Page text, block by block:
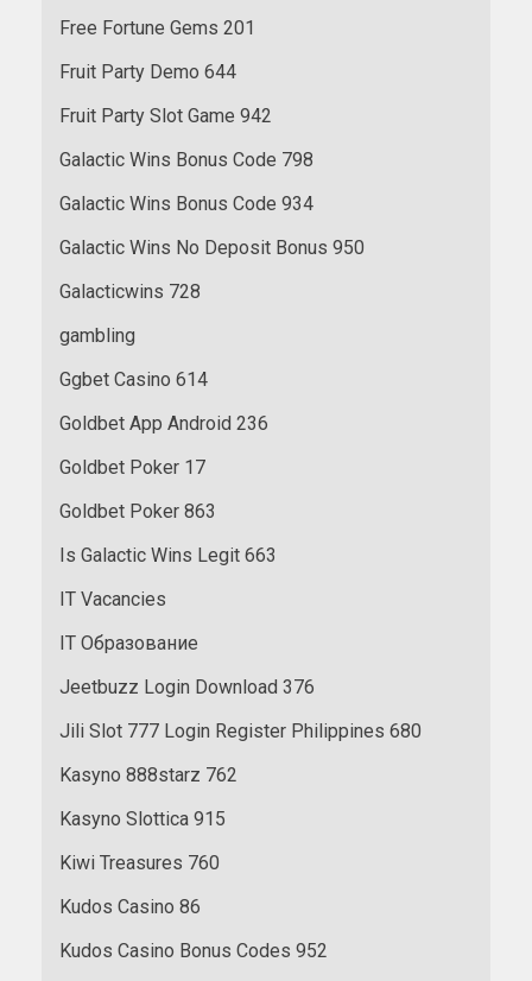
Free Fortune Gems 201
Fruit Party Demo 644
Fruit Party Slot Game 942
Galactic Wins Bonus Code 798
Galactic Wins Bonus Code 934
Galactic Wins No Deposit Bonus 950
Galacticwins 728
gambling
Ggbet Casino 614
Goldbet App Android 236
Goldbet Poker 17
Goldbet Poker 863
Is Galactic Wins Legit 663
IT Vacancies
IT Образование
Jeetbuzz Login Download 376
Jili Slot 777 Login Register Philippines 680
Kasyno 888starz 762
Kasyno Slottica 915
Kiwi Treasures 760
Kudos Casino 86
Kudos Casino Bonus Codes 952